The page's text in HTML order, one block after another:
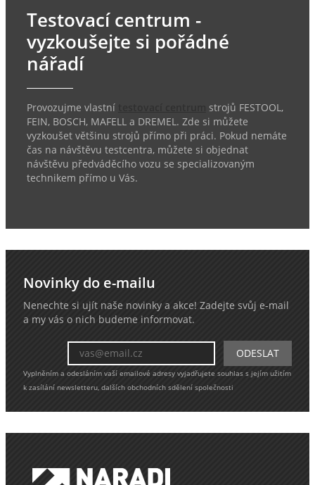
Testovací centrum -
vyzkoušejte si pořádné
nářadí
Provozujme vlastní
strojů FESTOOL,
FEIN, BOSCH, MAFELL a DREMEL. Zde si můžete
vyzkoušet většinu strojů přímo při práci. Pokud nemáte
čas na návštěvu testcentra, můžete si objednat
návštěvu předváděcího vozu se specializovaným
technikem přímo u Vás.
Novinky do e-mailu
Nenechte si ujít naše novinky a akce! Zadejte svůj e-mail
a my vás o nich budeme informovat.
Vyplněním a odesláním vaší emailové adresy vyjadřujete souhlas s jejím užitím
k zasílání newsletteru, dalších obchodních sdělení společnosti